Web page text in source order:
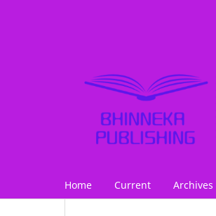
Home Current Archives